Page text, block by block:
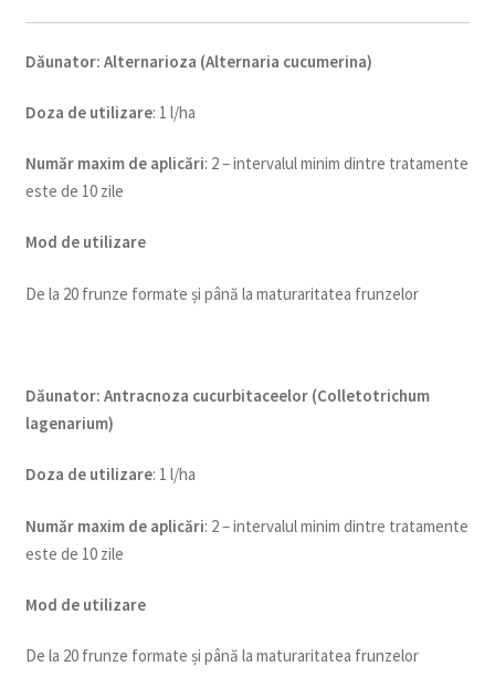
Dăunator: Alternarioza (Alternaria cucumerina)
Doza de utilizare: 1 l/ha
Număr maxim de aplicări: 2 – intervalul minim dintre tratamente
este de 10 zile
Mod de utilizare
De la 20 frunze formate și până la maturaritatea frunzelor
Dăunator: Antracnoza cucurbitaceelor (Colletotrichum
lagenarium)
Doza de utilizare: 1 l/ha
Număr maxim de aplicări: 2 – intervalul minim dintre tratamente
este de 10 zile
Mod de utilizare
De la 20 frunze formate și până la maturaritatea frunzelor